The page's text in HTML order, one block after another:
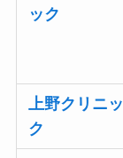
ック
上野クリニッ
ク